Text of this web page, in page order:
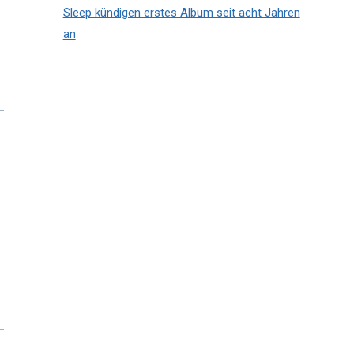
Sleep kündigen erstes Album seit acht Jahren
an